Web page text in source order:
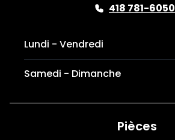
418 781-6050
Lundi - Vendredi
Samedi - Dimanche
Pièces